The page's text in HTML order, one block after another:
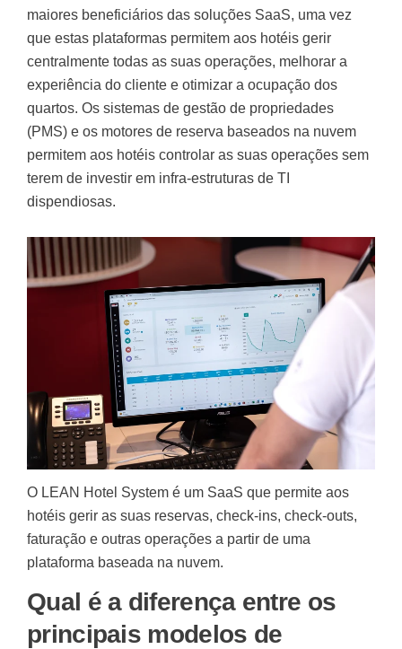
maiores beneficiários das soluções SaaS, uma vez
que estas plataformas permitem aos hotéis gerir
centralmente todas as suas operações, melhorar a
experiência do cliente e otimizar a ocupação dos
quartos. Os sistemas de gestão de propriedades
(PMS) e os motores de reserva baseados na nuvem
permitem aos hotéis controlar as suas operações sem
terem de investir em infra-estruturas de TI
dispendiosas.
O LEAN Hotel System é um SaaS que permite aos
hotéis gerir as suas reservas, check-ins, check-outs,
faturação e outras operações a partir de uma
plataforma baseada na nuvem.
Qual é a diferença entre os
principais modelos de